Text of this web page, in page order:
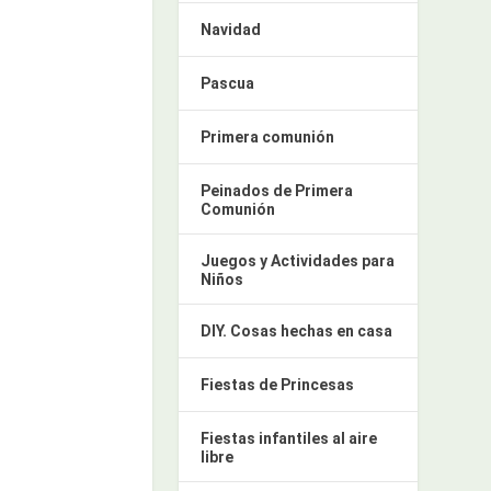
Navidad
Pascua
Primera comunión
Peinados de Primera
Comunión
Juegos y Actividades para
Niños
DIY. Cosas hechas en casa
Fiestas de Princesas
Fiestas infantiles al aire
libre